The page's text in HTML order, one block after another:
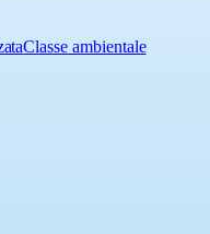
Classe ambientale